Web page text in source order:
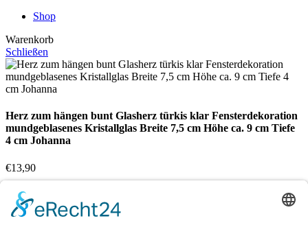
Shop
Warenkorb
Schließen
Herz zum hängen bunt Glasherz türkis klar Fensterdekoration
mundgeblasenes Kristallglas Breite 7,5 cm Höhe ca. 9 cm Tiefe
4 cm Johanna
€13,90
Nicht vorrätig
Vergleichen